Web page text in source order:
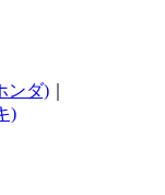
ンダ)
)